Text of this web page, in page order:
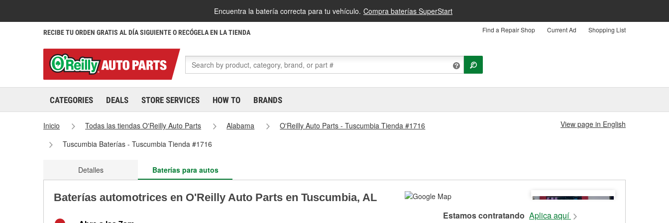
Encuentra la batería correcta para tu vehículo. Compra baterías SuperStart
RECIBE TU ORDEN GRATIS AL DÍA SIGUIENTE O RECÓGELA EN LA TIENDA Find a Repair Shop Current Ad Shopping List
CATEGORIES DEALS STORE SERVICES HOW TO BRANDS
Inicio Todas las tiendas O'Reilly Auto Parts Alabama
O'Reilly Auto Parts - Tuscumbia Tienda #1716
Tuscumbia Baterías - Tuscumbia Tienda #1716
View page in English
Detalles Baterías para autos
Baterías automotrices en O'Reilly Auto Parts en Tuscumbia, AL
Estamos contratando Aplica aquí